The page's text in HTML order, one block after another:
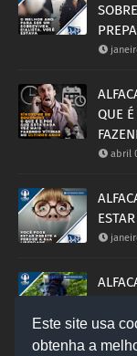
Este site usa
obtenha a
QUE
abril